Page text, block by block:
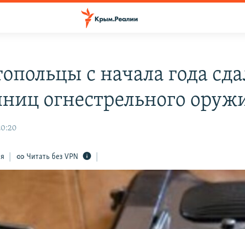
с начала года
огнестрельного
Читать без VPN